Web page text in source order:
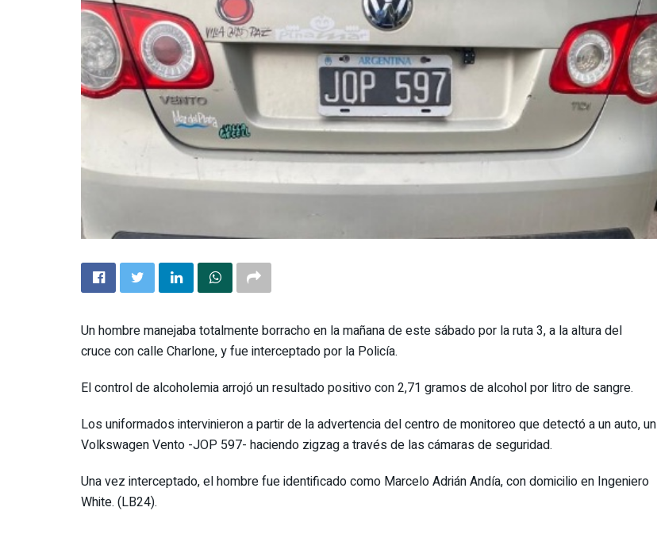
Un hombre manejaba totalmente borracho en la mañana de este sábado por la ruta 3, a la altura del
cruce con calle Charlone, y fue interceptado por la Policía.
El control de alcoholemia arrojó un resultado positivo con 2,71 gramos de alcohol por litro de sangre.
Los uniformados intervinieron a partir de la advertencia del centro de monitoreo que detectó a un auto, un
Volkswagen Vento -JOP 597- haciendo zigzag a través de las cámaras de seguridad.
Una vez interceptado, el hombre fue identificado como Marcelo Adrián Andía, con domicilio en Ingeniero
White. (LB24).